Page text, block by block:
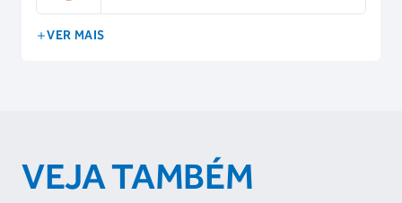
VER MAIS
VEJA TAMBÉM